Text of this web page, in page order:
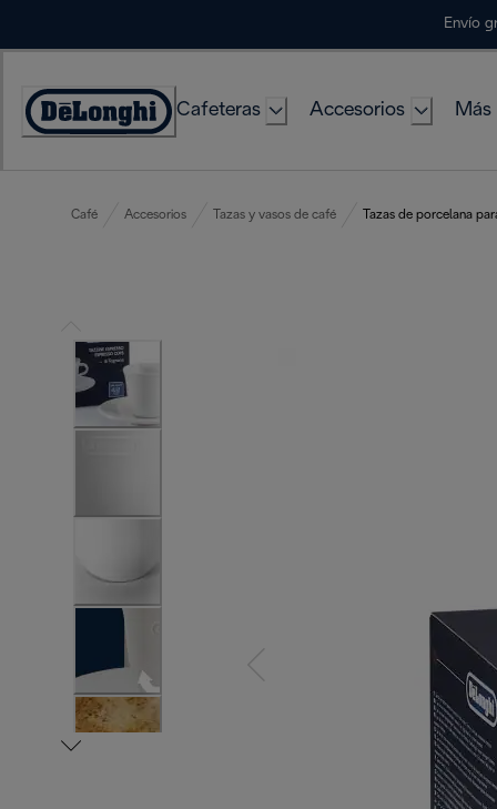
Envío
Accessibility
Cafeteras Accesorios
Café Accesorios Tazas y vasos de café Tazas de porcelana